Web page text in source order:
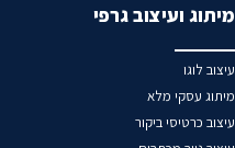
מיתוג ועיצוב גרפי
עיצוב לוגו
מיתוג עסקי מלא
עיצוב כרטיסי ביקור